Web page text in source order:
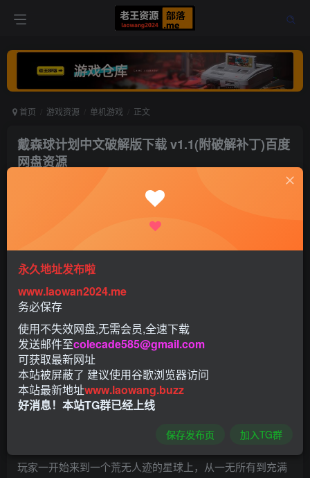
首页 游戏资源 单机游戏 正文
戴森球计划中文破解版下载 v1.1(附破解补丁)百度
网盘资源
戴森球计划是一款全新的国产太空题材沙盒建造类游戏，而
说到“戴森林”就不得不说19世纪中叶知名的物理学家“弗里曼·
戴森”，他提出一个全新的理论：能不能建造一个包裹恒星来
开采恒星的天体，简单的来说就是利用恒星作为动力源的天
然的核聚变反应堆，这样的能源是取之不尽的，可以根据能
源需求不断上升的文明建造，这样无疑是可以接触到更高级
的文明！而本作就是采用了这一科学理论，你作为一员该计
玩家一开始来到一个荒无人迹的星球上，从一无所有到充满
永久地址发布啦
www.laowan2024.me
务必保存
使用不失效网盘,无需会员,全速下载
发送邮件至colecade585@gmail.com
可获取最新网址
本站被屏蔽了 建议使用谷歌浏览器访问
本站最新地址www.laowang.buzz
好消息！本站TG群已经上线
保存发布页 加入TG群